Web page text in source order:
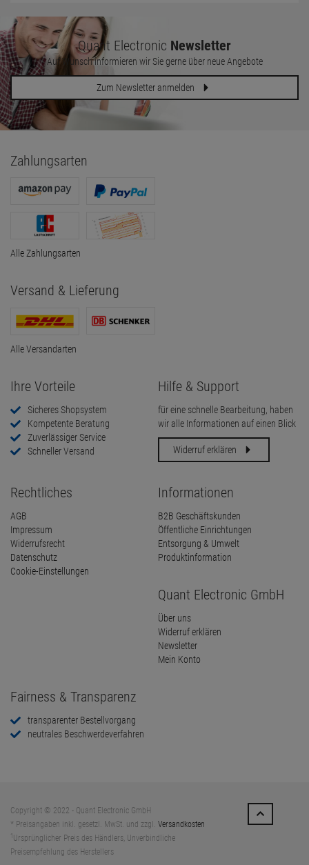
Quant Electronic Newsletter
Auf Wunsch informieren wir Sie gerne über neue Angebote
Zum Newsletter anmelden
Zahlungsarten
Alle Zahlungsarten
Versand & Lieferung
Alle Versandarten
Ihre Vorteile
Sicheres Shopsystem
Kompetente Beratung
Zuverlässiger Service
Schneller Versand
Hilfe & Support
für eine schnelle Bearbeitung, haben
wir alle Informationen auf einen Blick
Widerruf erklären
Rechtliches
AGB
Impressum
Widerrufsrecht
Datenschutz
Cookie-Einstellungen
Informationen
B2B Geschäftskunden
Öffentliche Einrichtungen
Entsorgung & Umwelt
Produktinformation
Quant Electronic GmbH
Über uns
Widerruf erklären
Newsletter
Mein Konto
Fairness & Transparenz
transparenter Bestellvorgang
neutrales Beschwerdeverfahren
Copyright © 2022 - Quant Electronic GmbH
* Preisangaben inkl. gesetzl. MwSt. und zzgl. Versandkosten
Ursprünglicher Preis des Händlers, Unverbindliche
Preisempfehlung des Herstellers